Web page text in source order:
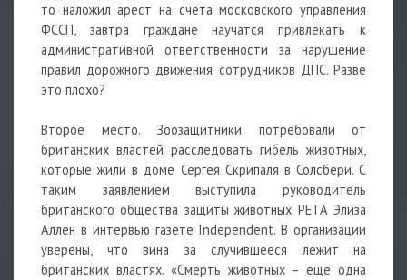
то наложил арест на счета московского управления
ФССП, завтра граждане научатся привлекать к
административной ответственности за нарушение
правил дорожного движения сотрудников ДПС. Разве
это плохо?
Второе место. Зоозащитники потребовали от
британских властей расследовать гибель животных,
которые жили в доме Сергея Скрипаля в Солсбери. С
таким заявлением выступила руководитель
британского общества защиты животных PETA Элиза
Аллен в интервью газете Independent. В организации
уверены, что вина за случившееся лежит на
британских властях. «Смерть животных – еще одна